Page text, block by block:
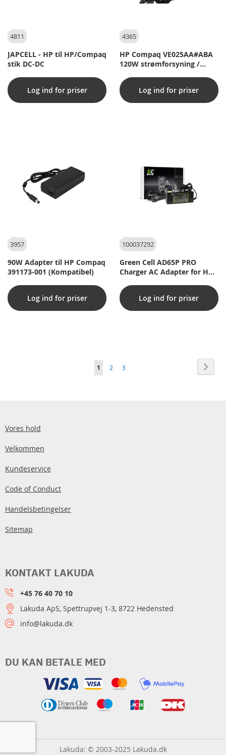
4811
JAPCELL - HP til HP/Compaq
stik DC-DC
Log ind for priser
4365
HP Compaq VE025AA#ABA
120W strømforsyning /
Log ind for priser
3957
90W Adapter til HP Compaq
391173-001 (Kompatibel)
Log ind for priser
100037292
Green Cell AD65P PRO
Charger AC Adapter for HP
Log ind for priser
Du
1 Side
2 Side
3
Vores hold
Velkommen
Kundeservice
Code of Conduct
Handelsbetingelser
Sitemap
DU KAN BETALE MED
KONTAKT LAKUDA
+45 76 40 70 10
Lakuda ApS, Spettrupvej 1-3, 8722 Hedensted
info@lakuda.dk
Lakuda: © 2003-2025 Lakuda.dk